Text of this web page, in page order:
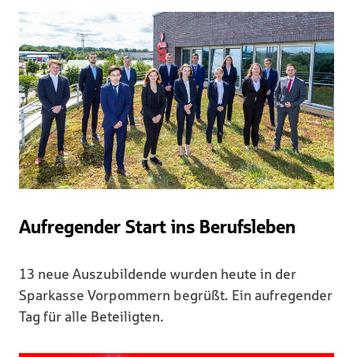
Aufregender Start ins Berufsleben
13 neue Auszubildende wurden heute in der
Sparkasse Vorpommern begrüßt. Ein aufregender
Tag für alle Beteiligten.